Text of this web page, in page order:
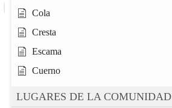
Cola
Cresta
Escama
Cuerno
LUGARES DE LA COMUNIDAD